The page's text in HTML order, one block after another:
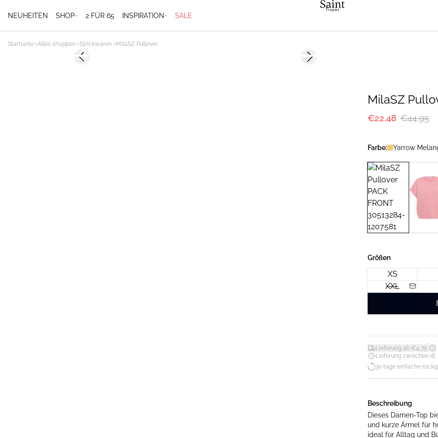
NEUHEITEN SHOP 2 FÜR 65 INSPIRATION SALE
Startseite Alles shoppen Strickwaren MilaSZ Pullover
-50%Previous slide Next slide
MilaSZ
€22,48 €44,95
Farbe: Yarrow
Größen
XS
XXL
Lieferung ab €4,75*
Lieferung zwischen di.
30 tage einfache
Beschreibung
Dieses Damen-Top
und kurze Ärmel für
ideal für Alltag und